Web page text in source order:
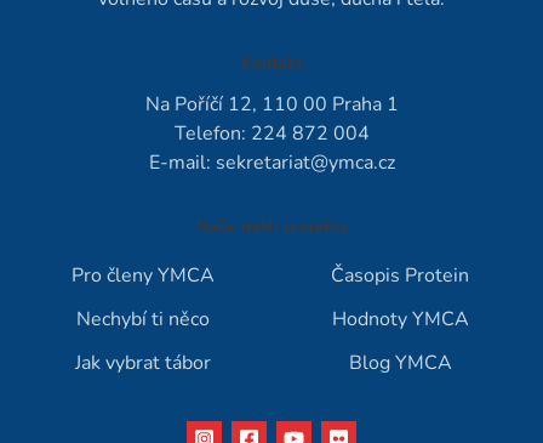
Kontakt
Na Poříčí 12, 110 00 Praha 1
Telefon: 224 872 004
E-mail: sekretariat@ymca.cz
Naše další projekty
Pro členy YMCA
Nechybí ti něco
Jak vybrat tábor
Časopis Protein
Hodnoty YMCA
Blog YMCA